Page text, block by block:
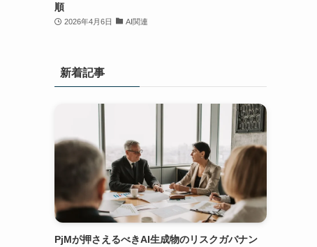
順
2026年4月6日 AI関連
新着記事
PjMが押さえるべきAI生成物のリスクガバナン